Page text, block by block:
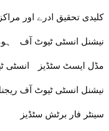
کلیدی تحقیق ادرے اور مراکز
نیشنل انسٹی ٹیوٹ آف
مڈل ایسٹ سٹڈیز انسٹی
نیشنل انسٹی ٹیوٹ آف
سینٹر فار برٹش سٹڈیز